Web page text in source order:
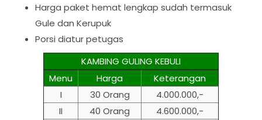
Harga paket hemat lengkap sudah termasuk
Gule dan Kerupuk
Porsi diatur petugas
KAMBING GULING KEBULI
Menu
Harga
Keterangan
I
30 Orang
4.000.000,-
II
40 Orang
4.600.000,-